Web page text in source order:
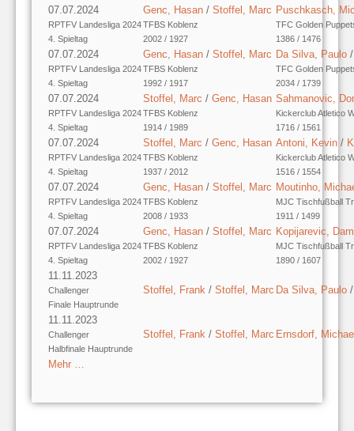
07.07.2024
RPTFV Landesliga 2024
4. Spieltag
Genc, Hasan / Stoffel, Marc
TFBS Koblenz
2002 / 1927
Puschkasch,
TFC Golden
1386 / 1476
07.07.2024
RPTFV Landesliga 2024
4. Spieltag
Genc, Hasan / Stoffel, Marc
TFBS Koblenz
1992 / 1917
Da Silva, Paulo
TFC Golden
2034 / 1739
07.07.2024
RPTFV Landesliga 2024
4. Spieltag
Stoffel, Marc / Genc, Hasan
TFBS Koblenz
1914 / 1989
Sahmanovic,
Kickerclub Atletico
1716 / 1561
07.07.2024
RPTFV Landesliga 2024
4. Spieltag
Stoffel, Marc / Genc, Hasan
TFBS Koblenz
1937 / 2012
Antoni, Kevin /
Kickerclub Atletico
1516 / 1554
07.07.2024
RPTFV Landesliga 2024
4. Spieltag
Genc, Hasan / Stoffel, Marc
TFBS Koblenz
2008 / 1933
Moutinho,
MJC Tischfußball
1911 / 1499
07.07.2024
RPTFV Landesliga 2024
4. Spieltag
Genc, Hasan / Stoffel, Marc
TFBS Koblenz
2002 / 1927
Kopijarevic,
MJC Tischfußball
1890 / 1607
11.11.2023
Challenger
Finale Hauptrunde
Stoffel, Frank / Stoffel, Marc Da Silva, Paulo
11.11.2023
Challenger
Halbfinale Hauptrunde
Stoffel, Frank / Stoffel, Marc Ernsdorf,
Mehr …